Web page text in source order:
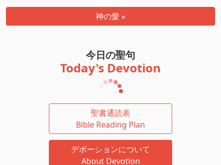
神の愛 »
今日の聖句
Today's Devotion
聖書通読表
Bible Reading Plan
デボーションについて
About Devotion